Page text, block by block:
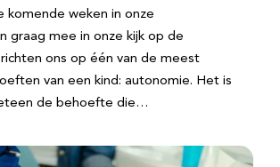
komende weken in onze
graag mee in onze kijk op de
ons op één van de meest
van een kind: autonomie. Het is
de behoefte die…